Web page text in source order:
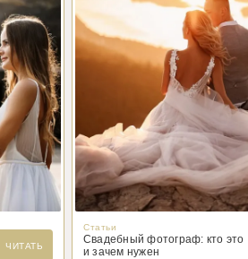
ЧИТАТЬ
Статьи
Свадебный фотограф: кто это
и зачем нужен